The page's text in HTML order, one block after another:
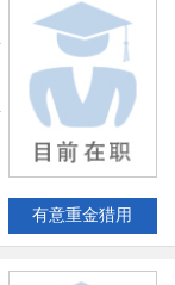
有意重金猎用